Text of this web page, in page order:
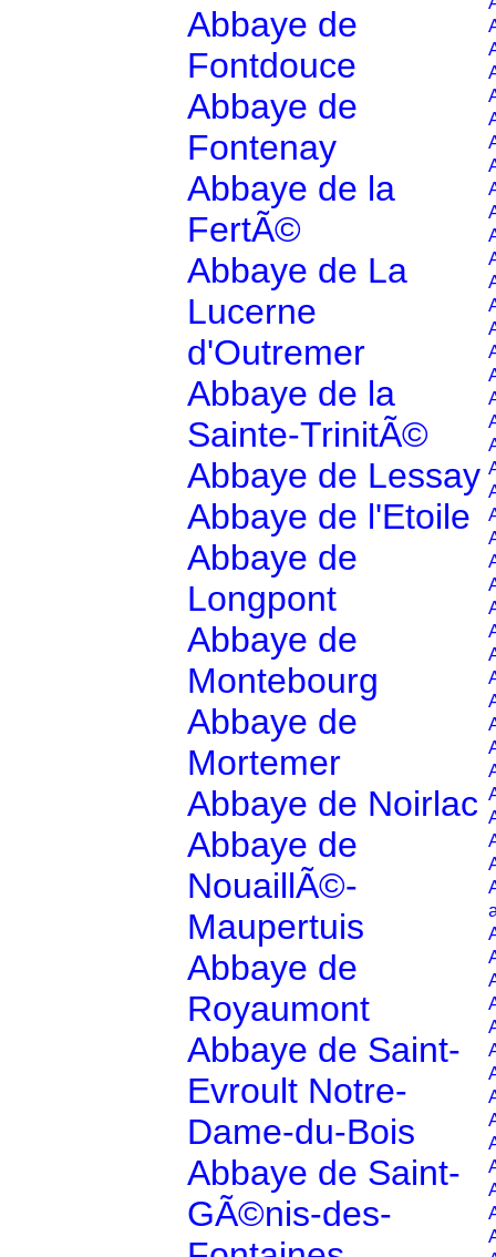
Abbaye de
Fontdouce
Abbaye de
Fontenay
Abbaye de la
FertÃ©
Abbaye de La
Lucerne
d'Outremer
Abbaye de la
Sainte-TrinitÃ©
Abbaye de Lessay
Abbaye de l'Etoile
Abbaye de
Longpont
Abbaye de
Montebourg
Abbaye de
Mortemer
Abbaye de Noirlac
Abbaye de
NouaillÃ©-
Maupertuis
Abbaye de
Royaumont
Abbaye de Saint-
Evroult Notre-
Dame-du-Bois
Abbaye de Saint-
GÃ©nis-des-